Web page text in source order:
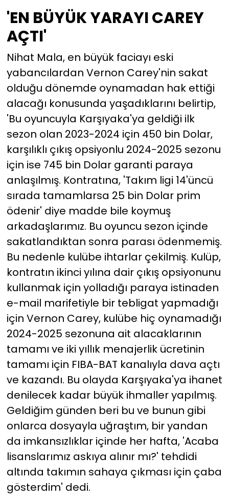
'EN BÜYÜK YARAYI CAREY
AÇTI'
Nihat Mala, en büyük faciayı eski
yabancılardan Vernon Carey'nin sakat
olduğu dönemde oynamadan hak ettiği
alacağı konusunda yaşadıklarını belirtip,
'Bu oyuncuyla Karşıyaka'ya geldiği ilk
sezon olan 2023-2024 için 450 bin Dolar,
karşılıklı çıkış opsiyonlu 2024-2025 sezonu
için ise 745 bin Dolar garanti paraya
anlaşılmış. Kontratına, 'Takım ligi 14'üncü
sırada tamamlarsa 25 bin Dolar prim
ödenir' diye madde bile koymuş
arkadaşlarımız. Bu oyuncu sezon içinde
sakatlandıktan sonra parası ödenmemiş.
Bu nedenle kulübe ihtarlar çekilmiş. Kulüp,
kontratın ikinci yılına dair çıkış opsiyonunu
kullanmak için yolladığı paraya istinaden
e-mail marifetiyle bir tebligat yapmadığı
için Vernon Carey, kulübe hiç oynamadığı
2024-2025 sezonuna ait alacaklarının
tamamı ve iki yıllık menajerlik ücretinin
tamamı için FIBA-BAT kanalıyla dava açtı
ve kazandı. Bu olayda Karşıyaka'ya ihanet
denilecek kadar büyük ihmaller yapılmış.
Geldiğim günden beri bu ve bunun gibi
onlarca dosyayla uğraştım, bir yandan
da imkansızlıklar içinde her hafta, 'Acaba
lisanslarımız askıya alınır mı?' tehdidi
altında takımın sahaya çıkması için çaba
gösterdim' dedi.